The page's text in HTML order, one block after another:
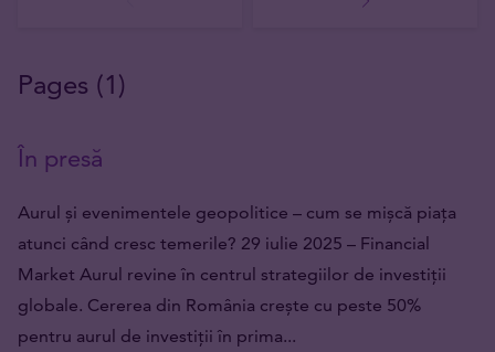
Pages (1)
În presă
Aurul și evenimentele geopolitice – cum se mișcă piața
atunci când cresc temerile? 29 iulie 2025 – Financial
Market Aurul revine în centrul strategiilor de investiții
globale. Cererea din România crește cu peste 50%
pentru aurul de investiții în prima...